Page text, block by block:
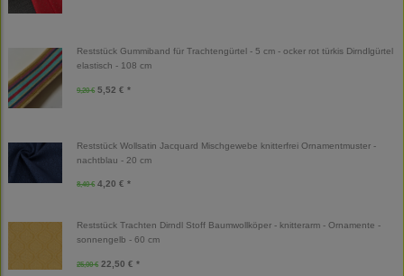
Reststück Gummiband für Trachtengürtel - 5 cm - ocker rot türkis Dirndlgürtel
elastisch - 108 cm
9,20 € 5,52 € *
Reststück Wollsatin Jacquard Mischgewebe knitterfrei Ornamentmuster -
nachtblau - 20 cm
8,40 € 4,20 € *
Reststück Trachten Dirndl Stoff Baumwollköper - knitterarm - Ornamente -
sonnengelb - 60 cm
25,00 € 22,50 € *